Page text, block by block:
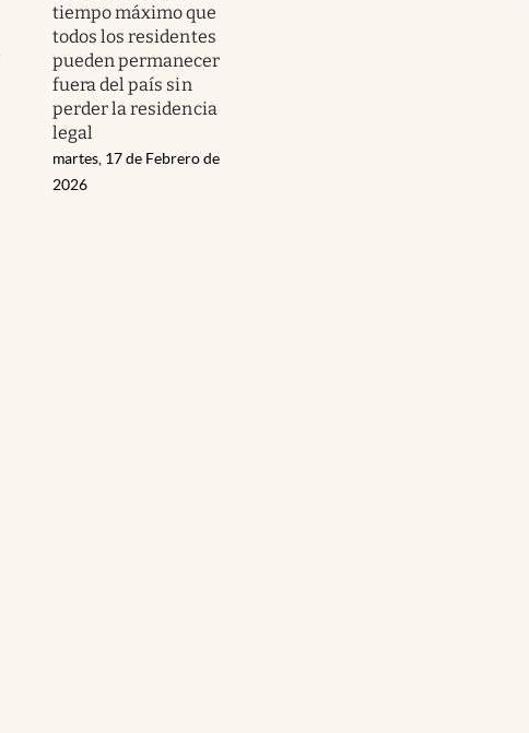
tiempo máximo que
todos los residentes
pueden permanecer
fuera del país sin
perder la residencia
legal
martes, 17 de Febrero de
2026